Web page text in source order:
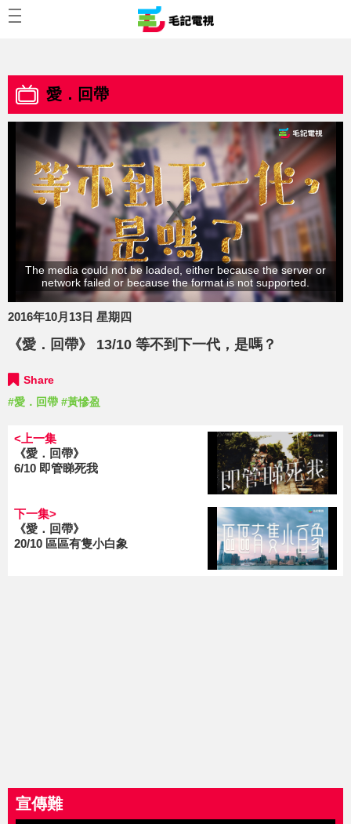
愛．回帶
The media could not be loaded, either because the server or
network failed or because the format is not supported.
2016年10月13日 星期四
《愛．回帶》 13/10 等不到下一代，是嗎？
Share
#愛．回帶 #黃慘盈
<上一集
《愛．回帶》
6/10 即管睇死我
下一集>
《愛．回帶》
20/10 區區有隻小白象
宣傳難